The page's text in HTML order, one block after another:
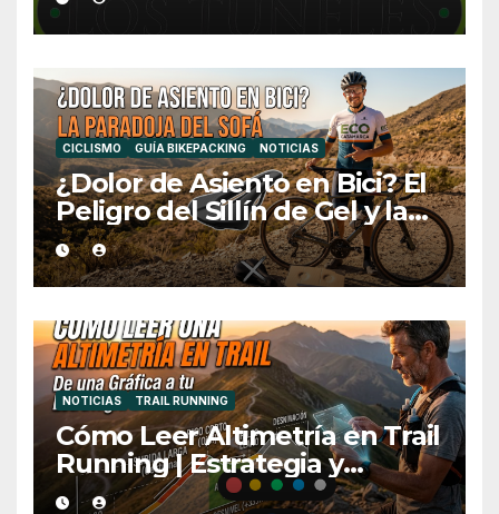
CICLISMO GUÍA BIKEPACKING NOTICIAS
¿Dolor de Asiento en Bici? El
Peligro del Sillín de Gel y la
Medida Ideal
NOTICIAS TRAIL RUNNING
Cómo Leer Altimetría en Trail
Running | Estrategia y
Consejos